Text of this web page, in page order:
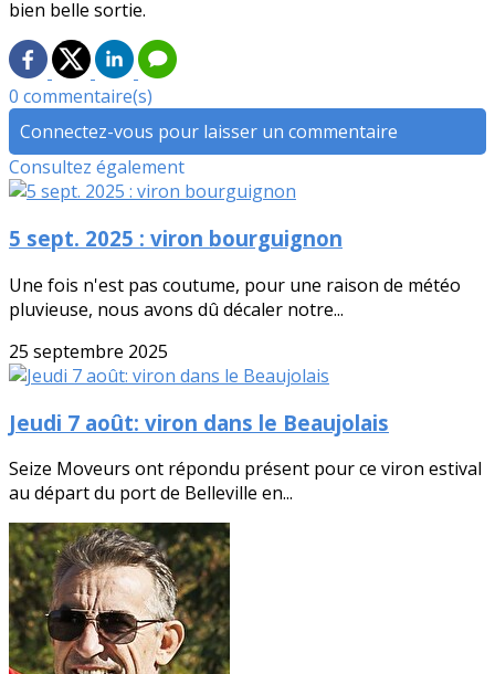
bien belle sortie.
0 commentaire(s)
Connectez-vous pour laisser un commentaire
Consultez également
5 sept. 2025 : viron bourguignon
Une fois n'est pas coutume, pour une raison de météo
pluvieuse, nous avons dû décaler notre...
25 septembre 2025
Jeudi 7 août: viron dans le Beaujolais
Seize Moveurs ont répondu présent pour ce viron estival
au départ du port de Belleville en...